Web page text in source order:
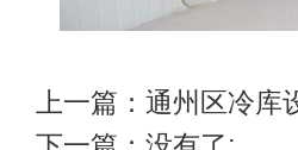
上一篇： 通州区冷库